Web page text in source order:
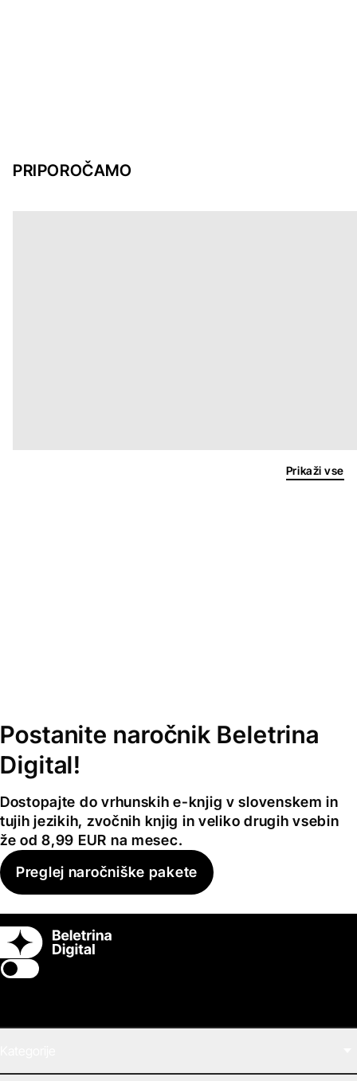
PRIPOROČAMO
Prikaži vse
Postanite naročnik Beletrina
Digital!
Dostopajte do vrhunskih e-knjig v slovenskem in
tujih jezikih, zvočnih knjig in veliko drugih vsebin
že od 8,99 EUR na mesec.
Preglej naročniške pakete
Switch theme